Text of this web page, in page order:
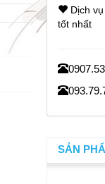
Dịch
tốt nhất
SẢN